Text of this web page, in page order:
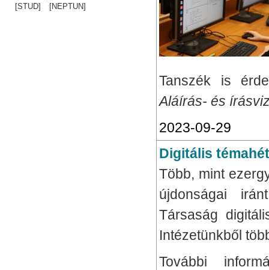
Tanszék is
Aláírás- és
2023-09-29
Digitális
Több, mint
újdonságai
Társaság
Intézetünkből
További
[STUD]
[NEPTUN]